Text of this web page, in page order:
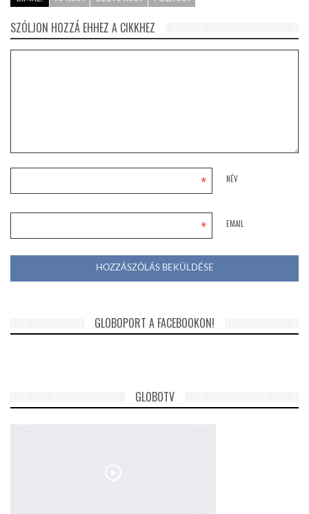
SZÓLJON HOZZÁ EHHEZ A CIKKHEZ
NÉV
*
EMAIL
*
GLOBOPORT A FACEBOOKON!
GLOBOTV